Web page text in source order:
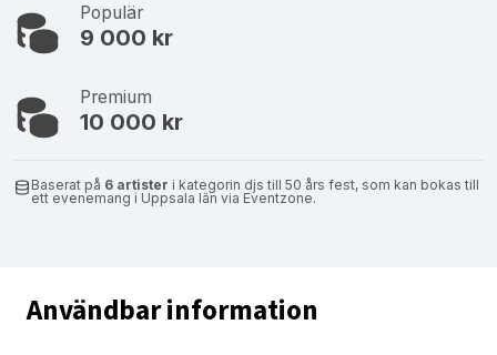
Populär
9 000 kr
Premium
10 000 kr
Baserat på 6 artister i kategorin djs till 50 års fest, som kan bokas till
ett evenemang i Uppsala län via Eventzone.
Användbar information